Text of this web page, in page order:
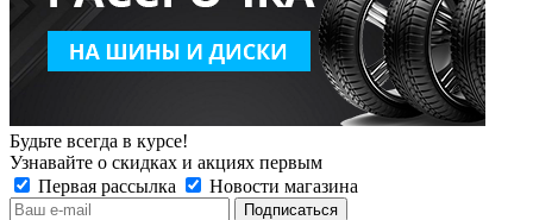
Будьте всегда в курсе!
Узнавайте о скидках и акциях первым
Первая рассылка
Новости магазина